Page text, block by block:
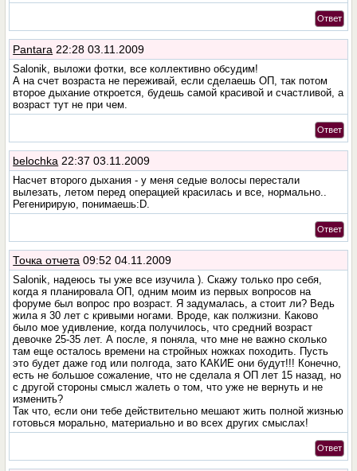
Ответ
Pantara 22:28 03.11.2009
Salonik, выложи фотки, все коллективно обсудим!
А на счет возраста не переживай, если сделаешь ОП, так потом
второе дыхание откроется, будешь самой красивой и счастливой, а
возраст тут не при чем.
Ответ
belochka 22:37 03.11.2009
Насчет второго дыхания - у меня седые волосы перестали
вылезать, летом перед операцией красилась и все, нормально..
Регенирирую, понимаешь:D.
Ответ
Точка отчета 09:52 04.11.2009
Salonik, надеюсь ты уже все изучила ). Скажу только про себя,
когда я планировала ОП, одним моим из первых вопросов на
форуме был вопрос про возраст. Я задумалась, а стоит ли? Ведь
жила я 30 лет с кривыми ногами. Вроде, как полжизни. Каково
было мое удивление, когда получилось, что средний возраст
девочке 25-35 лет. А после, я поняла, что мне не важно сколько
там еще осталось времени на стройных ножках походить. Пусть
это будет даже год или полгода, зато КАКИЕ они будут!!! Конечно,
есть не большое сожаление, что не сделала я ОП лет 15 назад, но
с другой стороны смысл жалеть о том, что уже не вернуть и не
изменить?
Так что, если они тебе действительно мешают жить полной жизнью
готовься морально, материально и во всех других смыслах!
Ответ